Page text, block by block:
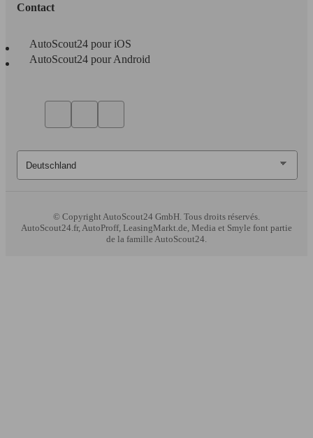
Contact
AutoScout24 pour iOS
AutoScout24 pour Android
© CopyrightAutoScout24 GmbH. Tous droits réservés.
AutoScout24.fr, AutoProff, LeasingMarkt.de, Media et Smyle font partie
de la famille AutoScout24.